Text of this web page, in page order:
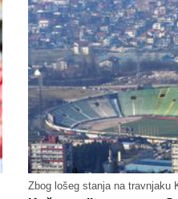
Zbog lošeg stanja na travnjaku